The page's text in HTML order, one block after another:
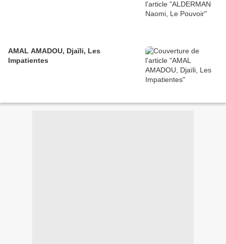
AMAL AMADOU, Djaïli, Les
Impatientes